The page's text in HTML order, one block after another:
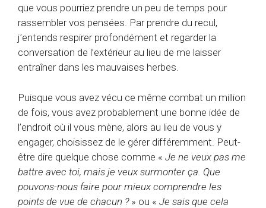
que vous pourriez prendre un peu de temps pour
rassembler vos pensées. Par prendre du recul,
j’entends respirer profondément et regarder la
conversation de l’extérieur au lieu de me laisser
entraîner dans les mauvaises herbes.
Puisque vous avez vécu ce même combat un million
de fois, vous avez probablement une bonne idée de
l’endroit où il vous mène, alors au lieu de vous y
engager, choisissez de le gérer différemment. Peut-
être dire quelque chose comme « Je ne veux pas me
battre avec toi, mais je veux surmonter ça. Que
pouvons-nous faire pour mieux comprendre les
points de vue de chacun ?» ou « Je sais que cela